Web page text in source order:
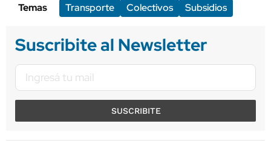
Temas
Transporte Colectivos Subsidios
Suscribite al Newsletter
SUSCRIBITE